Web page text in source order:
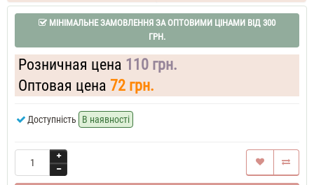
Illusion
Saint
Laurent
Black
Opium
Illusion
MLYves
Laurent
МІНІМАЛЬНЕ ЗАМОВЛЕННЯ ЗА ОПТОВИМИ ЦІНАМИ ВІД 300
ГРН.
Розничная цена 110 грн.
Оптовая цена 72 грн.
Доступність В наявності